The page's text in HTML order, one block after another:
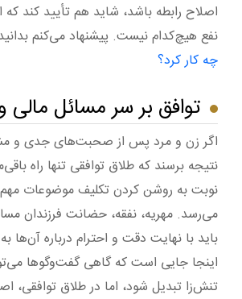
اصلاح رابطه باشد، شاید هم تأیید کند که
نفع هیچ‌کدام نیست. پیشنهاد می‌کنم
چه کار کرد؟
توافق بر سر مسائل مالی
اگر زن و مرد پس از صحبت‌های جدی و
نتیجه برسند که طلاق توافقی تنها راه
نوبت به روشن کردن تکلیف موضوعات
می‌رسد. مهریه، نفقه، حضانت فرزندان
باید با نهایت دقت و احترام درباره آن‌ها
اینجا جایی است که گاهی گفت‌وگوها
تنش‌زا تبدیل شود، اما در طلاق توافقی،